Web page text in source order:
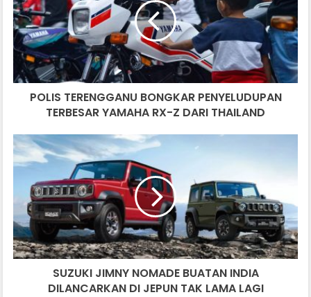
PENYELUDUPAN
TERBESAR
YAMAHA
RX-
DARI
THAILAND
POLIS TERENGGANU BONGKAR PENYELUDUPAN
TERBESAR YAMAHA RX-Z DARI THAILAND
SUZUKI
JIMNY
NOMADE
BUATAN
INDIA
DILANCARKAN
DI
JEPUN
TAK
SUZUKI JIMNY NOMADE BUATAN INDIA
DILANCARKAN DI JEPUN TAK LAMA LAGI